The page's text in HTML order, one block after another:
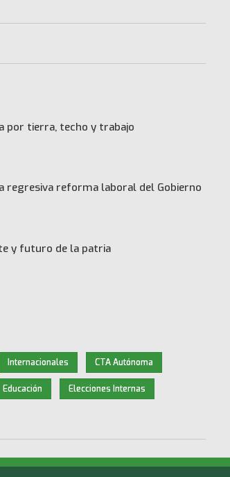
por tierra, techo y trabajo
regresiva reforma laboral del Gobierno
y futuro de la patria
Internacionales CTA Autónoma
Educación Elecciones Internas